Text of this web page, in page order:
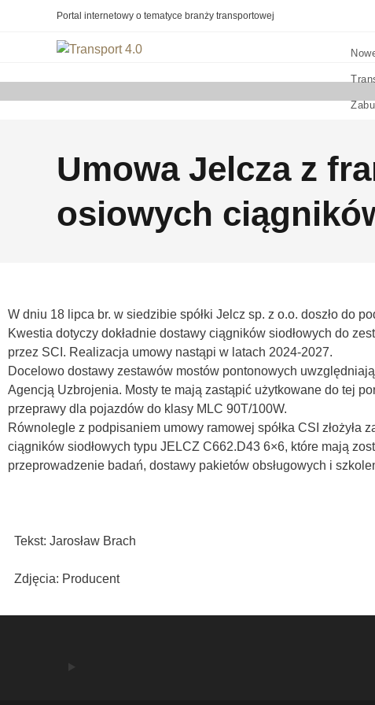
Portal internetowy o tematyce branży transportowej
Umowa Jelcza z
osiowych
W dniu 18 lipca br. w siedzibie spółki Jelcz sp. z o.o. doszło do
Kwestia dotyczy dokładnie dostawy ciągników siodłowych do
przez SCI. Realizacja umowy nastąpi w latach 2024-2027.
Docelowo dostawy zestawów mostów pontonowych
Agencją Uzbrojenia. Mosty te mają zastąpić użytkowane do tej
przeprawy dla pojazdów do klasy MLC 90T/100W.
Równolegle z podpisaniem umowy ramowej spółka CSI
ciągników siodłowych typu JELCZ C662.D43 6×6, które mają
przeprowadzenie badań, dostawy pakietów obsługowych i
Tekst: Jarosław Brach
Zdjęcia: Producent